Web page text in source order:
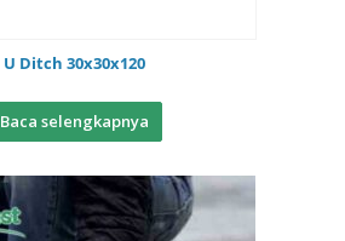
U Ditch 30x30x120
Baca selengkapnya